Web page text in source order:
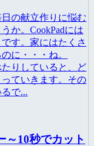
の献立作りに悩む
か。CookPadには
す。家にはたくさ
に・・・ね。
りしていると、ど
ていきます。その
で...
～10秒でカット